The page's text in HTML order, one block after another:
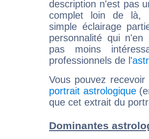
description n'est pas
complet loin de là,
simple éclairage
personnalité qui n'en
pas moins
professionnels de l'
Vous pouvez
portrait astrologique
que cet extrait du
Dominantes